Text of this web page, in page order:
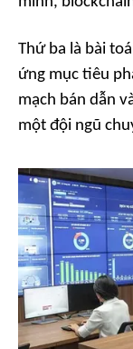
Thứ ba là bài
ứng mục tiêu
mạch bán dẫn
một đội ngũ